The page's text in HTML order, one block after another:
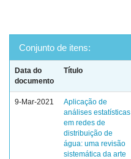
Conjunto de itens:
Data do
documento
Título
9-Mar-2021
Aplicação de
análises estatísticas
em redes de
distribuição de
água: uma revisão
sistemática da arte